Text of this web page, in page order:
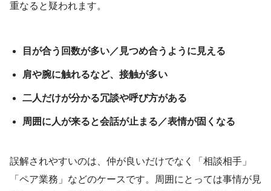
重なると疑われます。
目が合う回数が多い／見つめ合うように見える
肩や腕に触れるなど、接触が多い
二人だけが分かる冗談や呼び方がある
周囲に人が来ると会話が止まる／表情が固くなる
誤解されやすいのは、仲が良いだけでなく「相談相手」
「ペア業務」などのケースです。周囲にとっては事情が見